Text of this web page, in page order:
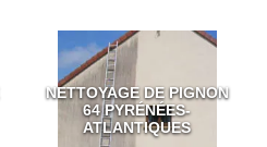
NETTOYAGE DE PIGNON
64 PYRÉNÉES-
ATLANTIQUES